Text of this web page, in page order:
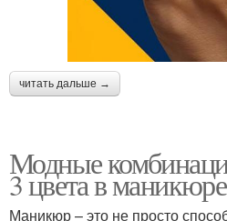
читать дальше →
Модные
3 цвета в маникюре
Маникюр – это не просто